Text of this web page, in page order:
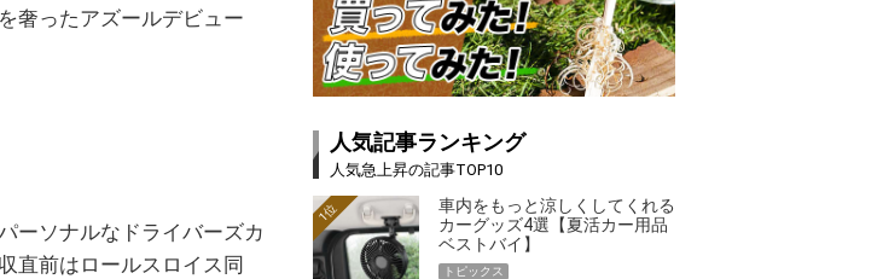
奢ったアズールデビュー
ーソナルなドライバーズカ
直前はロールスロイス同
人気記事ランキング
人気急上昇の記事TOP10
車内をもっと涼しくしてくれる
カーグッズ4選【夏活カー用品
ベストバイ】
1位
トピックス